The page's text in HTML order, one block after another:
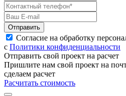
Отправить
Согласие на обработку
с Политики конфиденциальности
Отправить свой проект на расчет
Пришлите нам свой проект на
сделаем расчет
Расчитать стоимость